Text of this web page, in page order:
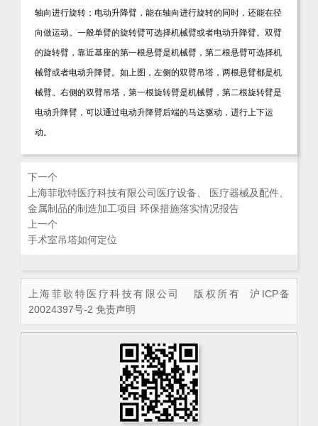
轴向进行旋转；电动升降臂，能在轴向进行旋转的同时，还能在径
向做运动。一般单臂的旋转臂可选择机械臂或者电动升降臂。双臂
的旋转臂，靠近基座的第一根悬臂是机械臂，第二根悬臂可选择机
械臂或者电动升降臂。如上图，左侧的双臂吊塔，两根悬臂都是机
械臂。右侧的双臂吊塔，第一根旋转臂是机械臂，第二根旋转臂是
电动升降臂，可以通过电动升降臂后端的马达驱动，进行上下运
动。
下一个
上海菲歌特医疗科技有限公司医疗设备、 医疗器械及配件、
金属制品的制造加工项目 环保措施落实情况报告
上一个
手术室吊塔如何定位
上海菲歌特医疗科技有限公司 版权所有沪ICP备
20024397号-2 免责声明